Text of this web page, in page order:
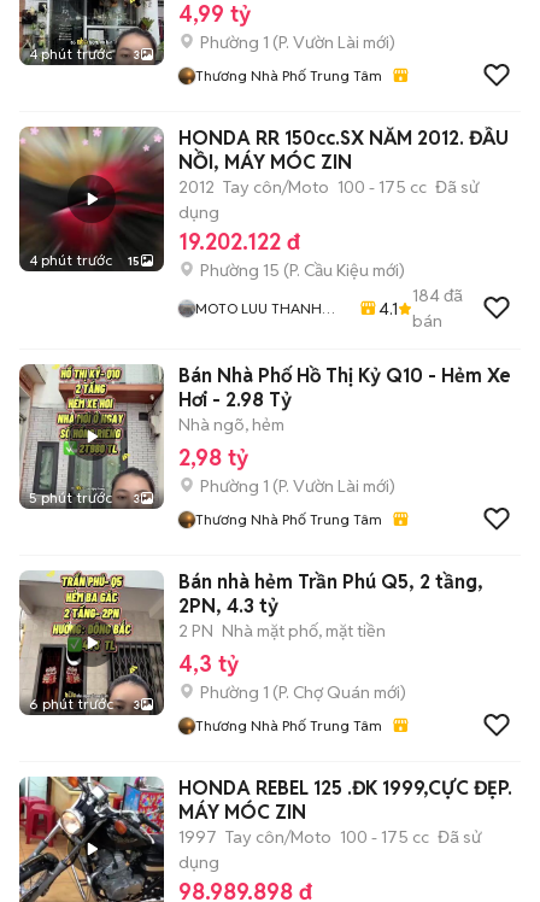
4 phút trước 3
4,99 tỷ
Phường 1 (P. Vườn Lài mới)
Thương Nhà Phố Trung Tâm
4 phút trước 15
HONDA RR 150cc.SX NĂM 2012. ĐẦU
NỒI, MÁY MÓC ZIN
2012 Tay côn/Moto 100 - 175 cc Đã sử
dụng
19.202.122 đ
Phường 15 (P. Cầu Kiệu mới)
MOTO LUU THANH
Hoang Van Thu , PN ,
TPHCM
4.1
184đã
bán
5 phút trước 3
Bán Nhà Phố Hồ Thị Kỷ Q10 - Hẻm Xe
Hơi - 2.98 Tỷ
Nhà ngõ, hẻm
2,98 tỷ
Phường 1 (P. Vườn Lài mới)
Thương Nhà Phố Trung Tâm
6 phút trước 3
Bán nhà hẻm Trần Phú Q5, 2 tầng,
2PN, 4.3 tỷ
2 PN Nhà mặt phố, mặt tiền
4,3 tỷ
Phường 1 (P. Chợ Quán mới)
Thương Nhà Phố Trung Tâm
HONDA REBEL 125 .ĐK 1999,CỰC ĐẸP.
MÁY MÓC ZIN
1997 Tay côn/Moto 100 - 175 cc Đã sử
dụng
98.989.898 đ